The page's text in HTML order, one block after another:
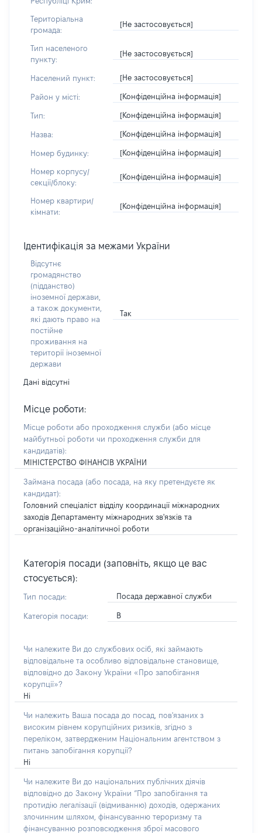
Територіальна
громада:
[Не застосовується]
Тип населеного
пункту:
[Не застосовується]
Населений пункт: [Не застосовується]
Район у місті: [Конфіденційна інформація]
Тип: [Конфіденційна інформація]
Назва: [Конфіденційна інформація]
Номер будинку: [Конфіденційна інформація]
Номер корпусу/
секції/блоку:
[Конфіденційна інформація]
Номер квартири/
кімнати:
[Конфіденційна інформація]
Ідентифікація за межами України
Відсутнє
громадянство
(підданство)
іноземної держави,
а також документи,
які дають право на
постійне
проживання на
території іноземної
держави
Так
Дані відсутні
Місце роботи:
Місце роботи або проходження служби (або місце
майбутньої роботи чи проходження служби для
кандидатів):
МІНІСТЕРСТВО ФІНАНСІВ УКРАЇНИ
Займана посада (або посада, на яку претендуєте як
кандидат):
Головний спеціаліст відділу координації міжнародних
заходів Департаменту міжнародних зв'язків та
організаційно-аналітичної роботи
Категорія посади (заповніть, якщо це вас
стосується):
Тип посади: Посада державної служби
Категорія посади: В
Чи належите Ви до службових осіб, які займають
відповідальне та особливо відповідальне становище,
відповідно до Закону України «Про запобігання
корупції»?
Ні
Чи належить Ваша посада до посад, пов'язаних з
високим рівнем корупційних ризиків, згідно з
переліком, затвердженим Національним агентством з
питань запобігання корупції?
Ні
Чи належите Ви до національних публічних діячів
відповідно до Закону України “Про запобігання та
протидію легалізації (відмиванню) доходів, одержаних
злочинним шляхом, фінансуванню тероризму та
фінансуванню розповсюдження зброї масового